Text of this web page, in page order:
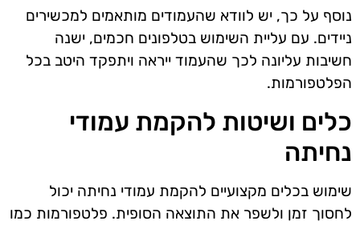
נוסף על כך, יש לוודא שהעמודים מותאמים למכשירים
ניידים. עם עליית השימוש בטלפונים חכמים, ישנה
חשיבות עליונה לכך שהעמוד ייראה ויתפקד היטב בכל
הפלטפורמות.
כלים ושיטות להקמת עמודי
נחיתה
שימוש בכלים מקצועיים להקמת עמודי נחיתה יכול
לחסוך זמן ולשפר את התוצאה הסופית. פלטפורמות כמו